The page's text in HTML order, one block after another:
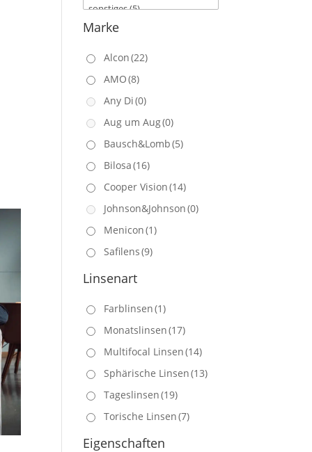
Marke
Alcon(22)
AMO(8)
Any Di(0)
Aug um Aug(0)
Bausch&Lomb(5)
Bilosa(16)
Cooper Vision(14)
Johnson&Johnson(0)
Menicon(1)
Safilens(9)
Linsenart
Farblinsen(1)
Monatslinsen(17)
Multifocal Linsen(14)
Sphärische Linsen(13)
Tageslinsen(19)
Torische Linsen(7)
Eigenschaften